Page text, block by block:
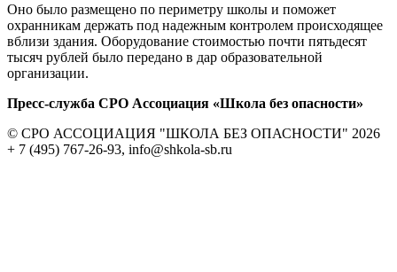
Оно было размещено по периметру школы и поможет
охранникам держать под надежным контролем происходящее
вблизи здания. Оборудование стоимостью почти пятьдесят
тысяч рублей было передано в дар образовательной
организации.
Пресс-служба СРО Ассоциация «Школа без опасности»
© СРО АССОЦИАЦИЯ "ШКОЛА БЕЗ ОПАСНОСТИ" 2026
+ 7 (495) 767-26-93, info@shkola-sb.ru